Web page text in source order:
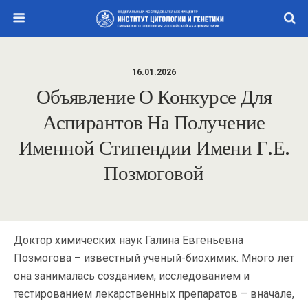
16.01.2026
Объявление О Конкурсе Для
Аспирантов На Получение
Именной Стипендии Имени Г.Е.
Позмоговой
Доктор химических наук Галина Евгеньевна
Позмогова – известный ученый-биохимик. Много лет
она занималась созданием, исследованием и
тестированием лекарственных препаратов – вначале,